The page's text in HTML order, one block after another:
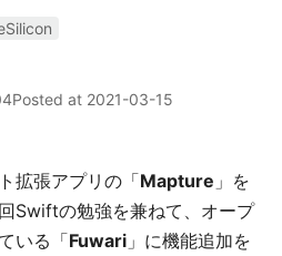
Posted at 2021-03-15
拡張アプリの「Mapture 」を
Swiftの勉強を兼ねて、オープ
いる「Fuwari 」に機能追加を